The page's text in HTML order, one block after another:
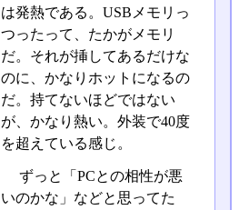
は発熱である。USBメモリっ
つったって、たかがメモリ
だ。それが挿してあるだけな
のに、かなりホットになるの
だ。持てないほどではない
が、かなり熱い。外装で40度
を超えている感じ。
ずっと「PCとの相性が悪
いのかな」などと思ってた